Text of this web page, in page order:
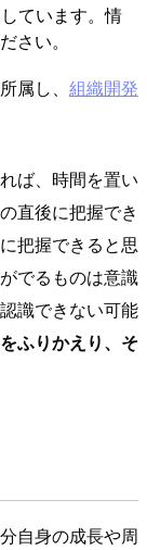
ています。情
さい。
属し、 組織開発
ば、時間を置い
直後に把握でき
把握できると思
でるものは意識
識できない可能
ふりかえり、そ
自身の成長や周